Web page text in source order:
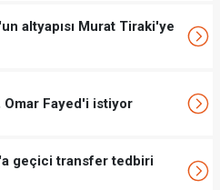
altyapısı Murat Tiraki'ye
Omar Fayed'i istiyor
geçici transfer tedbiri